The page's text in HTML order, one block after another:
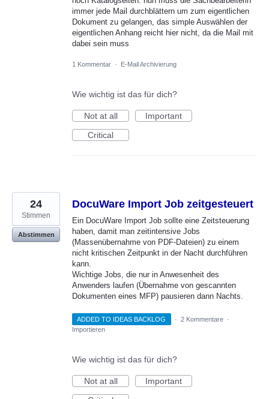
immer jede Mail durchblättern um zum eigentlichen
Dokument zu gelangen, das simple Auswählen der
eigentlichen Anhang reicht hier nicht, da die Mail mit
dabei sein muss
1 Kommentar · E-Mail Archivierung
Wie wichtig ist das für dich?
Not at all
Important
Critical
DocuWare Import Job zeitgesteuert
Ein DocuWare Import Job sollte eine Zeitsteuerung
haben, damit man zeitintensive Jobs
(Massenübernahme von PDF-Dateien) zu einem
nicht kritischen Zeitpunkt in der Nacht durchführen
kann.
Wichtige Jobs, die nur in Anwesenheit des
Anwenders laufen (Übernahme von gescannten
Dokumenten eines MFP) pausieren dann Nachts.
24
Stimmen
Abstimmen
ADDED TO IDEAS BACKLOG · 2 Kommentare
·
Importieren
Wie wichtig ist das für dich?
Not at all
Important